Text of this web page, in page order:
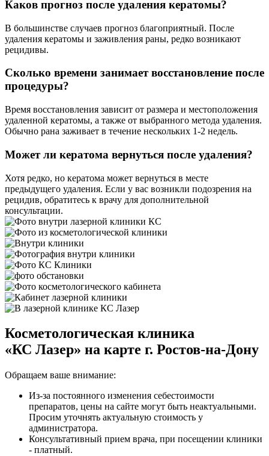
Каков прогноз после удаления кератомы?
В большинстве случаев прогноз благоприятный. После
удаления кератомы и заживления раны, редко возникают
рецидивы.
Сколько времени занимает восстановление после
процедуры?
Время восстановления зависит от размера и местоположения
удаленной кератомы, а также от выбранного метода удаления.
Обычно рана заживает в течение нескольких 1-2 недель.
Может ли кератома вернуться после удаления?
Хотя редко, но кератома может вернуться в месте
предыдущего удаления. Если у вас возникли подозрения на
рецидив, обратитесь к врачу для дополнительной
консультации.
Косметологическая клиника
«КС Лазер» на карте г. Ростов-на-Дону
Обращаем ваше внимание:
Из-за постоянного изменения себестоимости
препаратов, цены на сайте могут быть неактуальными.
Просим уточнять актуальную стоимость у
администратора.
Консультативный прием врача, при посещении клиники
- платный.